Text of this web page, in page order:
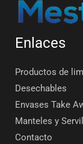
Enlaces
Productos de
Desechables
Envases Take
Manteles y
Contacto